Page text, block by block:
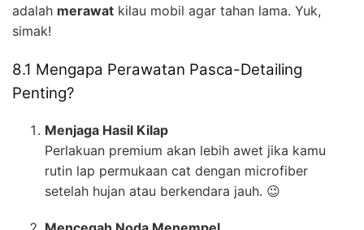
adalah merawat kilau mobil agar tahan lama. Yuk,
simak!
8.1 Mengapa Perawatan Pasca-Detailing
Penting?
Menjaga Hasil Kilap
Perlakuan premium akan lebih awet jika kamu
rutin lap permukaan cat dengan microfiber
setelah hujan atau berkendara jauh. 😉